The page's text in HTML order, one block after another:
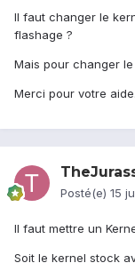
Il faut changer le
flashage ?
Mais pour changer
Merci pour votre aide.
Posté(e) 15
Il faut mettre un
Soit le kernel stock